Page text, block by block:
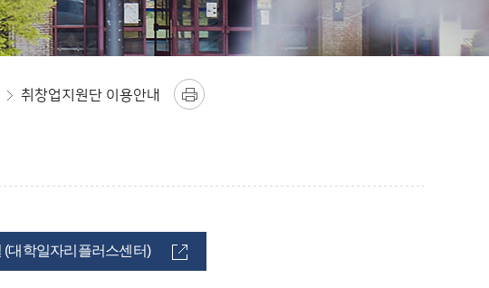
취창업지원단 이용안내
(대학일자리플러스센터)